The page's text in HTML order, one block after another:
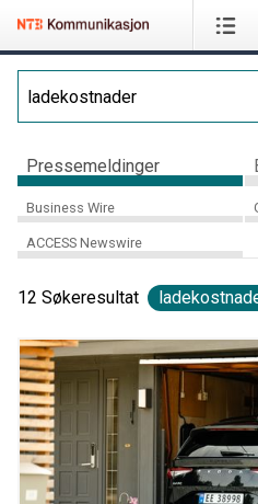
Pressemeldinger
Business Wire
ACCESS Newswire
12 Søkeresultat